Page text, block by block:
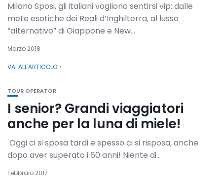
Milano Sposi, gli italiani vogliono sentirsi vip: dalle
mete esotiche dei Reali d’Inghilterra, al lusso
“alternativo” di Giappone e New...
Marzo 2018
VAI ALL'ARTICOLO
TOUR OPERATOR
I senior? Grandi viaggiatori
anche per la luna di miele!
Oggi ci si sposa tardi e spesso ci si risposa, anche
dopo aver superato i 60 anni! Niente di...
Febbraio 2017